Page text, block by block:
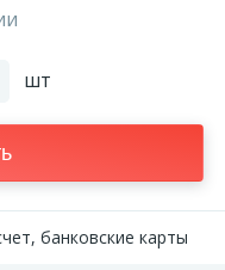
шт
банковские карты